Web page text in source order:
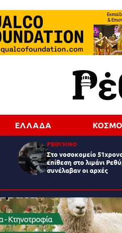
ΕΛΛΑΔΑ
ΡΕΘΥΜΝΟ
Στο νοσοκομείο
επίθεση στο λιμάνι
συνέλαβαν οι αρχές